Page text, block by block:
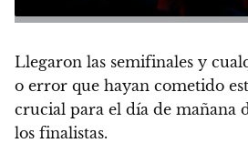
Llegaron las semifinales y
o error que hayan cometido
crucial para el día de mañana
los finalistas.